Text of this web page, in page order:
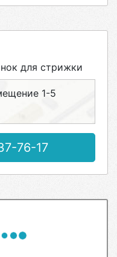
для стрижки
1-5
76-17